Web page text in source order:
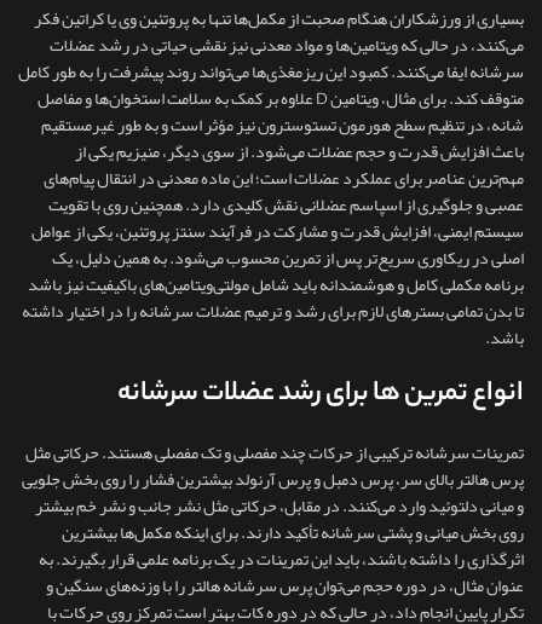
بسیاری از ورزشکاران هنگام صحبت از مکمل‌ها تنها به پروتئین وی یا کراتین فکر
می‌کنند، در حالی که ویتامین‌ها و مواد معدنی نیز نقشی حیاتی در رشد عضلات
سرشانه ایفا می‌کنند. کمبود این ریزمغذی‌ها می‌تواند روند پیشرفت را به‌ طور کامل
متوقف کند. برای مثال، ویتامین D علاوه بر کمک به سلامت استخوان‌ها و مفاصل
شانه، در تنظیم سطح هورمون تستوسترون نیز مؤثر است و به‌ طور غیرمستقیم
باعث افزایش قدرت و حجم عضلات می‌شود. از سوی دیگر، منیزیم یکی از
مهم‌ترین عناصر برای عملکرد عضلات است؛ این ماده معدنی در انتقال پیام‌های
عصبی و جلوگیری از اسپاسم عضلانی نقش کلیدی دارد. همچنین روی با تقویت
سیستم ایمنی، افزایش قدرت و مشارکت در فرآیند سنتز پروتئین، یکی از عوامل
اصلی در ریکاوری سریع‌تر پس از تمرین محسوب می‌شود. به همین دلیل، یک
برنامه مکملی کامل و هوشمندانه باید شامل مولتی‌ویتامین‌های باکیفیت نیز باشد
تا بدن تمامی بسترهای لازم برای رشد و ترمیم عضلات سرشانه را در اختیار داشته
باشد.
انواع تمرین ها برای رشد عضلات سرشانه
تمرینات سرشانه ترکیبی از حرکات چند مفصلی و تک‌ مفصلی هستند. حرکاتی مثل
پرس هالتر بالای سر، پرس دمبل و پرس آرنولد بیشترین فشار را روی بخش جلویی
و میانی دلتوئید وارد می‌کنند. در مقابل، حرکاتی مثل نشر جانب و نشر خم بیشتر
روی بخش میانی و پشتی سرشانه تأکید دارند. برای اینکه مکمل‌ها بیشترین
اثرگذاری را داشته باشند، باید این تمرینات در یک برنامه علمی قرار بگیرند. به
عنوان مثال، در دوره حجم می‌توان پرس سرشانه هالتر را با وزنه‌های سنگین و
تکرار پایین انجام داد، در حالی که در دوره کات بهتر است تمرکز روی حرکات با